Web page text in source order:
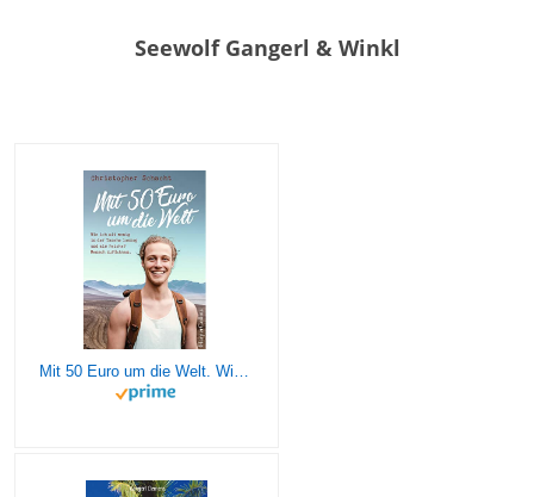
Seewolf Gangerl & Winkl
Mit 50 Euro um die Welt. Wie ich mit wenig in der Tasche loszog und als reicher Mensch zurückkam